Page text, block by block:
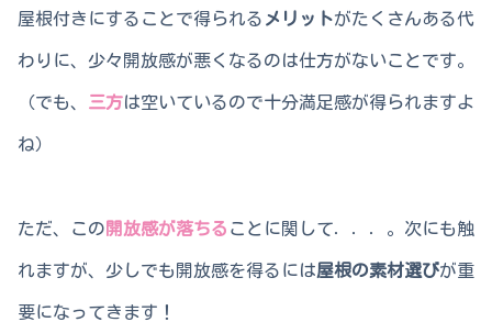
屋根付きにすることで得られる メリットがたくさんある代
わりに、少々開放感が悪くなるのは仕方がないことです。
（でも、 三方は空いているので十分満足感が得られますよ
ね）
ただ、この 開放感が落ちる ことに関して．．．。次にも触
れますが、少しでも開放感を得るには屋根の素材選びが重
要になってきます！